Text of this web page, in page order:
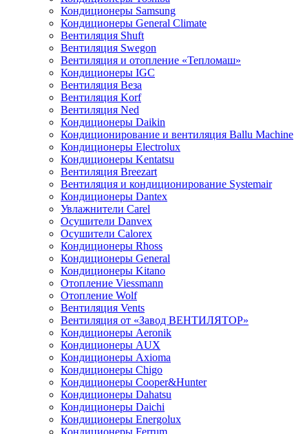
Кондиционеры Samsung
Кондиционеры General Climate
Вентиляция Shuft
Вентиляция Swegon
Вентиляция и отопление «Тепломаш»
Кондиционеры IGC
Вентиляция Веза
Вентиляция Korf
Вентиляция Ned
Кондиционеры Daikin
Кондиционирование и вентиляция Ballu Machine
Кондиционеры Electrolux
Кондиционеры Kentatsu
Вентиляция Breezart
Вентиляция и кондиционирование Systemair
Кондиционеры Dantex
Увлажнители Carel
Осушители Danvex
Осушители Calorex
Кондиционеры Rhoss
Кондиционеры General
Кондиционеры Kitano
Отопление Viessmann
Отопление Wolf
Вентиляция Vents
Вентиляция от «Завод ВЕНТИЛЯТОР»
Кондиционеры Aeronik
Кондиционеры AUX
Кондиционеры Axioma
Кондиционеры Chigo
Кондиционеры Cooper&Hunter
Кондиционеры Dahatsu
Кондиционеры Daichi
Кондиционеры Energolux
Кондиционеры Ferrum